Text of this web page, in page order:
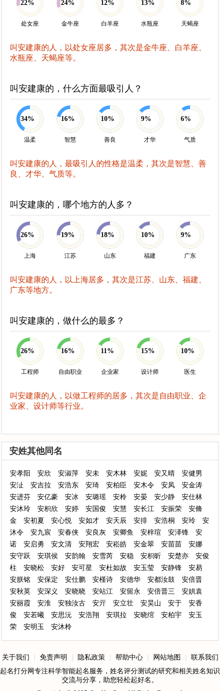
22%
处女座
24%
金牛座
12%
白羊座
13%
水瓶座
8%
天蝎座
叫安建康的人，以处女座居多，其次是金牛座、白羊座、
水瓶座、天蝎座等。
叫安建康的，什么方面最吸引人？
34%
温柔
16%
智慧
10%
善良
9%
才华
6%
气质
叫安建康的人，最吸引人的性格是温柔，其次是智慧、善
良、才华、气质等。
叫安建康的，哪个地方的人多？
26%
上海
19%
江苏
18%
山东
10%
福建
9%
广东
叫安建康的人，以上海居多，其次是江苏、山东、福建、
广东等地方。
叫安建康的，做什么的最多？
26%
工程师
16%
自由职业
11%
企业家
15%
设计师
10%
医生
叫安建康的人，以做工程师的居多，其次是自由职业、企
业家、设计师等行业。
安姓其他同名
安孝阳 安欣 安淑萍 安未 安木林 安妮 安又晴
安健男
安沚
安吉拉 安浩东 安琦 安柏臣 安木令 安凤
安金涛
安进芬
安亿豪 安冰 安璐瑶 安柃 安晏 安少静
安仕林
安沐玲
安枳欣 安婷 安国俊 安慧 安长江 安振荣
安脩
金
安初夏 安心悦 安如才 安天辰 安排 安浩桐 安玲
安
沐令
安九宸 安春侠 安良灰 安卿鱼 安梓瑄 安泽锋
安
诺
安启勇 安文清 安翔宏 安崧皓 安金翠 安苗苗
安娜
安守跃
安琪侯 安韵翰 安雪芮 安稳 安枳昕 安楚亦
安俊
柱
安晓松 安好 安可星 安杜如故 安玉莹 安静锋
安易
安朕铭
安保定 安仕鹏 安槿诗 安德华 安都汝鼓
安倍晋
安秋英
安深义 安晓晓 安站江 安留永 安倍晋三
安娂袁
安丽霞
安淮 安独汝古 安亓 安立壮 安昊山 安于
安香
俊
安若曦 安思沅 安浩翔 安琪拉 安晓绾 安柏宇
安玉
荣
安明玉 安沐柃
关于我们 免责声明 隐私政策 帮助中心 网站地图
联系我们
起名打分网专注科学智能起名服务，姓名评分测试的研究和相关姓名知识
交流与分享，助您轻松起好名。